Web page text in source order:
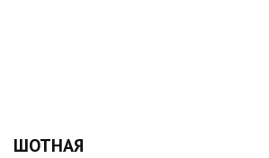
ШОТНАЯ